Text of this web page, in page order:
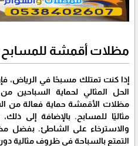
مظلات أقمشة للمسابح
إذا كنت تمتلك مسبحًا في الرياض،
الحل المثالي لحماية
مظلات الأقمشة حماية فعالة من
مثاليًا للمسابح. بالإضافة إلى
والاسترخاء على الشاطئ. بفضل
التمتع بالسباحة في ظروف مثالية